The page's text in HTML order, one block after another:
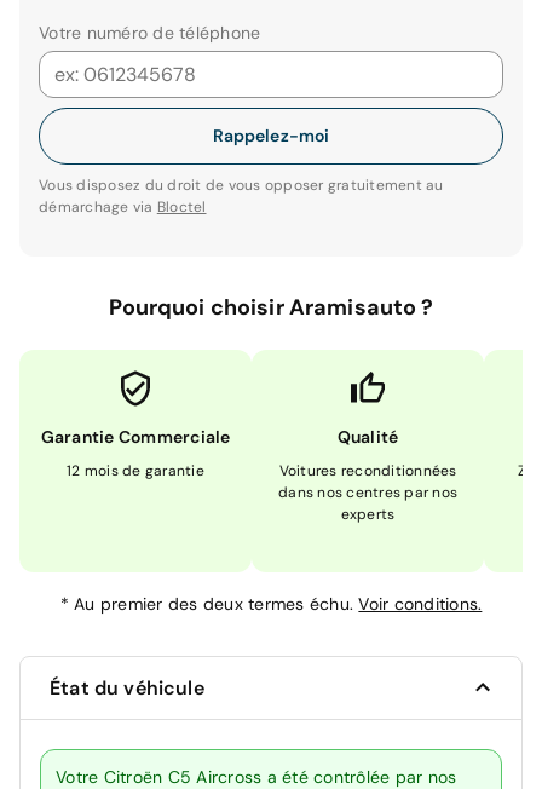
Votre numéro de téléphone
Rappelez-moi
Vous disposez du droit de vous opposer gratuitement au
démarchage via Bloctel
Pourquoi choisir Aramisauto ?
Garantie Commerciale
12 mois de garantie
Qualité
Voitures reconditionnées
dans nos centres par nos
experts
*Au premier des deux termes échu.Voir conditions.
État du véhicule
Votre Citroën C5 Aircross a été contrôlée par nos